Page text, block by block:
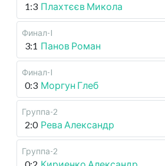
1:3 Плахтєєв Микола
Финал-I
3:1 Панов Роман
Финал-I
0:3 Моргун Глеб
Группа-2
2:0 Рева Александр
Группа-2